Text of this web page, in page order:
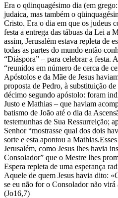
Era o qüinquagésimo dia (em
judaica, mas também o
Cristo. Era o dia em que os judeus
festa a entrega das tábuas da Lei a
assim, Jerusalém estava repleta de
todas as partes do mundo então
“Diáspora” – para celebrar a festa.
“reunidos em número de cerca de
Apóstolos e da Mãe de Jesus
proposta de Pedro, à substituição
décimo segundo apóstolo: foram
Justo e Mathias – que haviam
batismo de João até o dia da
testemunhas de Sua Ressurreição;
Senhor “mostrasse qual dos dois
sorte e esta apontou a
Jerusalém, como Jesus lhes havia
Consolador” que o Mestre lhes
Espera repleta de uma esperança
Aquele de quem Jesus havia dito:
se eu não for o Consolador não
(Jo16,7)